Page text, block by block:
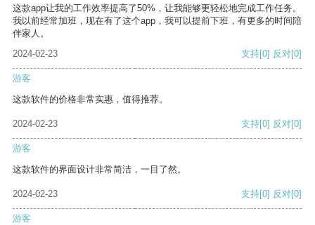
这款app让我的工作效率提高了50%，让我能够更轻松地完成工作任务。
我以前经常加班，现在有了这个app，我可以提前下班，有更多的时间陪
伴家人。
2024-02-23
支持[0] 反对[0]
游客
这款软件的价格非常实惠，值得推荐。
2024-02-23 支持[0] 反对[0]
游客
这款软件的界面设计非常简洁，一目了然。
2024-02-23 支持[0] 反对[0]
游客